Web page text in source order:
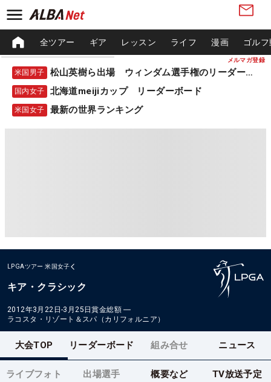
メルマガ登録
全ツアー ギア レッスン ライフ 漫画 ゴル
米国男子 松山英樹ら出場 ウィンダム選手権のリーダーボード
国内女子 北海道meijiカップ リーダーボード
米国女子 最新の世界ランキング
LPGAツアー 米国女子
キア・クラシック
2012年3月22日-3月25日賞金総額 ―
ラコスタ・リゾート＆スパ（カリフォルニア）
大会TOP リーダーボード 組み合せ ニュース
ライブフォト 出場選手 概要など TV放送予定